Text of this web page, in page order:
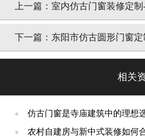
上一篇： 室内仿古门窗装修定
「冠墅阳光」
下一篇： 东阳市仿古圆形门窗
相关
●
仿古门窗是寺庙建筑中的理想
终生【冠墅阳光】
●
农村自建房与新中式装修如何